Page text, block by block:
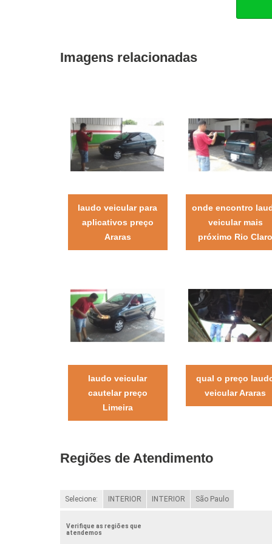
Imagens relacionadas
laudo veicular para
aplicativos preço
Araras
onde encontro
veicular mais
próximo Rio Claro
laudo veicular
cautelar preço
Limeira
qual o preço
veicular Araras
Regiões de Atendimento
Selecione: INTERIOR INTERIOR São Paulo
Verifique as regiões que
atendemos